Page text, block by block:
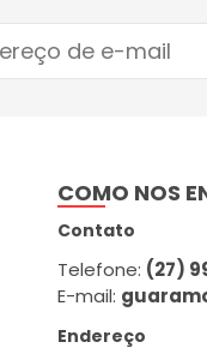
COMO NOS
Contato
Telefone: (27)
E-mail:
Endereço